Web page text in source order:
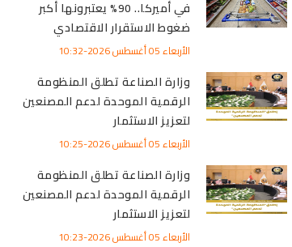
في أميركا.. 90% يعتبرونها أكبر
ضغوط الاستقرار الاقتصادي
الأربعاء 05 أغسطس 2026-10:32
وزارة الصناعة تطلق المنظومة
الرقمية الموحدة لدعم المصنعين
لتعزيز الاستثمار
الأربعاء 05 أغسطس 2026-10:25
وزارة الصناعة تطلق المنظومة
الرقمية الموحدة لدعم المصنعين
لتعزيز الاستثمار
الأربعاء 05 أغسطس 2026-10:23